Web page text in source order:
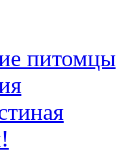
питомцы